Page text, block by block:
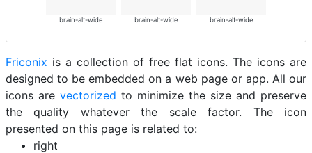
brain-alt-wide brain-alt-wide brain-alt-wide
Friconix is a collection of free flat icons. The icons are
designed to be embedded on a web page or app. All our
icons are vectorized to minimize the size and preserve
the quality whatever the scale factor. The icon
presented on this page is related to:
right